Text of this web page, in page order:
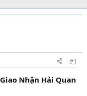
#1
Nhận Hải Quan